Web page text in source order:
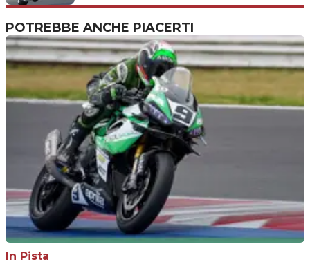
POTREBBE ANCHE PIACERTI
In Pista